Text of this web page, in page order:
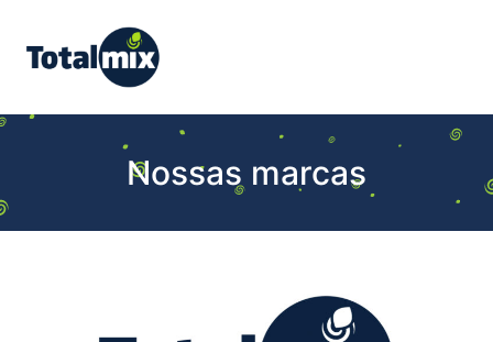
Nossas marcas